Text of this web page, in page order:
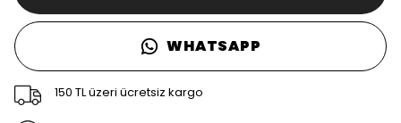
WHATSAPP
150 TL üzeri ücretsiz kargo